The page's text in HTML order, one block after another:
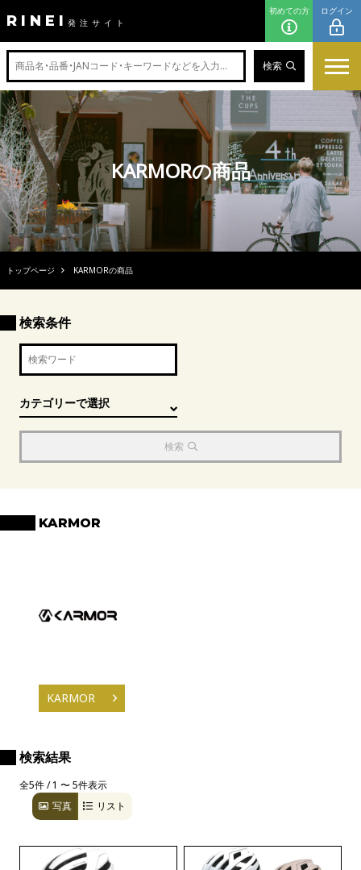
RINEI 発注サイト
初めての方 ログイン
検索
KARMORの商品
トップページ KARMORの商品
検索条件
検索
KARMOR
KARMOR
検索結果
全5件 / 1 〜 5件表示
写真
リスト